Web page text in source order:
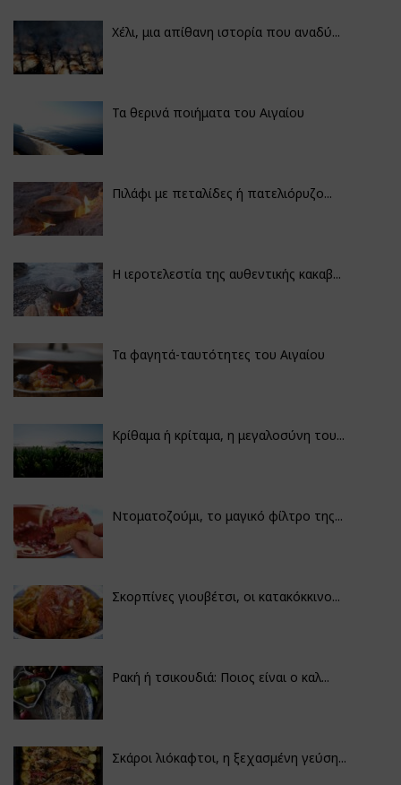
Χέλι, μια απίθανη ιστορία που αναδύ...
Τα θερινά ποιήματα του Αιγαίου
Πιλάφι με πεταλίδες ή πατελιόρυζο...
Η ιεροτελεστία της αυθεντικής κακαβ...
Τα φαγητά-ταυτότητες του Αιγαίου
Κρίθαμα ή κρίταμα, η μεγαλοσύνη του...
Ντοματοζούμι, το μαγικό φίλτρο της...
Σκορπίνες γιουβέτσι, οι κατακόκκινο...
Ρακή ή τσικουδιά: Ποιος είναι ο καλ...
Σκάροι λιόκαφτοι, η ξεχασμένη γεύση...